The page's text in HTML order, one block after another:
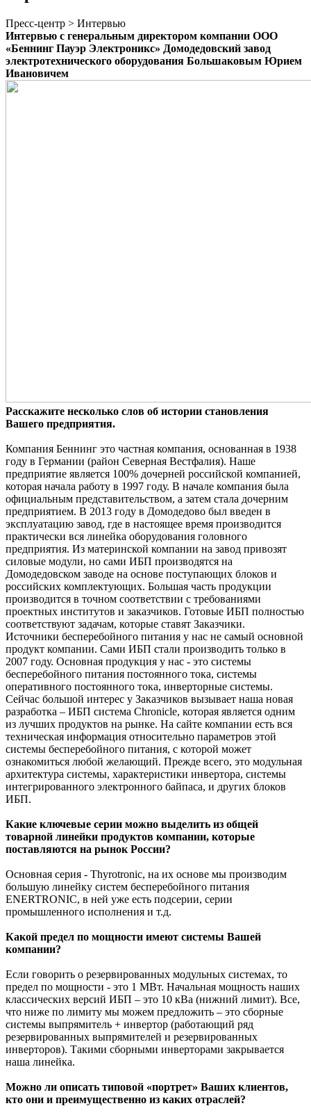
Пресс-центр > Интервью
Интервью с генеральным директором компании ООО
«Беннинг Пауэр Электроникс» Домодедовский завод
электротехнического оборудования Большаковым Юрием
Ивановичем
Расскажите несколько слов об истории становления
Вашего предприятия.
Компания Беннинг это частная компания, основанная в 1938
году в Германии (район Северная Вестфалия). Наше
предприятие является 100% дочерней российской компанией,
которая начала работу в 1997 году. В начале компания была
официальным представительством, а затем стала дочерним
предприятием. В 2013 году в Домодедово был введен в
эксплуатацию завод, где в настоящее время производится
практически вся линейка оборудования головного
предприятия. Из материнской компании на завод привозят
силовые модули, но сами ИБП производятся на
Домодедовском заводе на основе поступающих блоков и
российских комплектующих. Большая часть продукции
производится в точном соответствии с требованиями
проектных институтов и заказчиков. Готовые ИБП полностью
соответствуют задачам, которые ставят Заказчики.
Источники бесперебойного питания у нас не самый основной
продукт компании. Сами ИБП стали производить только в
2007 году. Основная продукция у нас - это системы
бесперебойного питания постоянного тока, системы
оперативного постоянного тока, инверторные системы.
Сейчас большой интерес у Заказчиков вызывает наша новая
разработка – ИБП система Chronicle, которая является одним
из лучших продуктов на рынке. На сайте компании есть вся
техническая информация относительно параметров этой
системы бесперебойного питания, с которой может
ознакомиться любой желающий. Прежде всего, это модульная
архитектура системы, характеристики инвертора, системы
интегрированного электронного байпаса, и других блоков
ИБП.
Какие ключевые серии можно выделить из общей
товарной линейки продуктов компании, которые
поставляются на рынок России?
Основная серия - Thyrotronic, на их основе мы производим
большую линейку систем бесперебойного питания
ENERTRONIC, в ней уже есть подсерии, серии
промышленного исполнения и т.д.
Какой предел по мощности имеют системы Вашей
компании?
Если говорить о резервированных модульных системах, то
предел по мощности - это 1 МВт. Начальная мощность наших
классических версий ИБП – это 10 кВа (нижний лимит). Все,
что ниже по лимиту мы можем предложить – это сборные
системы выпрямитель + инвертор (работающий ряд
резервированных выпрямителей и резервированных
инверторов). Такими сборными инверторами закрывается
наша линейка.
Можно ли описать типовой «портрет» Ваших клиентов,
кто они и преимущественно из каких отраслей?